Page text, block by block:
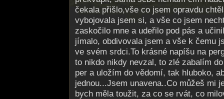
čekala přišlo,vše co jsem opravdu
vybojovala jsem si, a vše co jsem
zaskočilo mne a udeřilo pod pás a
jímalo, obdivovala jsem a vše k čemu
ve svém srdci.To krásné napíšu na
to nikdo nikdy nevzal, to zlé zabalím
per a uložím do vědomí, tak hluboko,
jednou...Jsem unavena..Co můžeš mi
bych měla toužit, za co se rvát, co